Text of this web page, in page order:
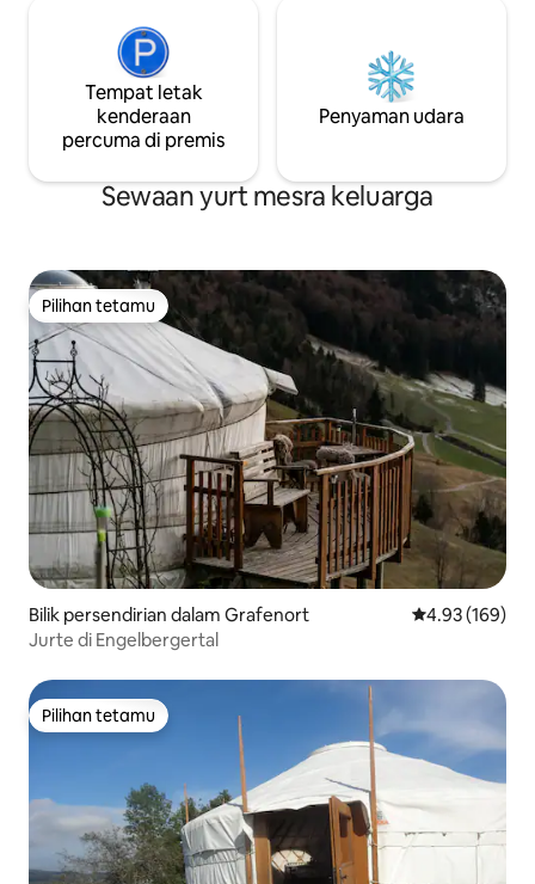
Tempat letak
kenderaan
percuma di premis
Penyaman udara
Sewaan yurt mesra keluarga
Pilihan tetamu
Pilihan tetamu
Bilik persendirian dalam Grafenort Penarafan
4.93 (169)
Jurte di Engelbergertal
Pilihan tetamu
Pilihan tetamu